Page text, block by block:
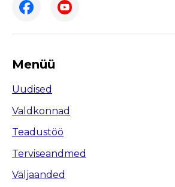
Menüü
Uudised
Valdkonnad
Teadustöö
Terviseandmed
Väljaanded